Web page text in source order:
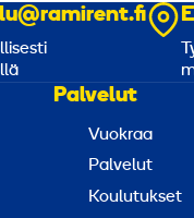
Palvelut
Vuokraa
Palvelut
Koulutukset